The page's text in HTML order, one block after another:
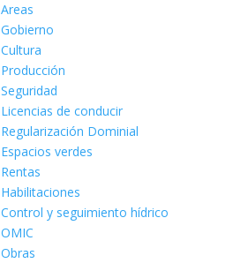
Areas
Gobierno
Cultura
Producción
Seguridad
Licencias de conducir
Regularización Dominial
Espacios verdes
Rentas
Habilitaciones
Control y seguimiento hídrico
OMIC
Obras